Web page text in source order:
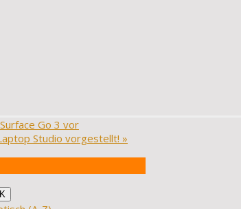
Go 3 vor
Studio vorgestellt! »